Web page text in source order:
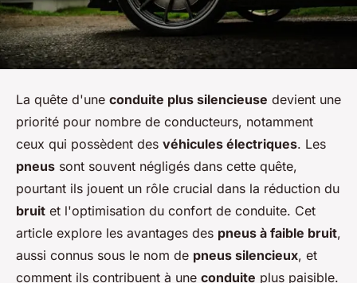
La quête d'une conduite plus silencieuse devient une
priorité pour nombre de conducteurs, notamment
ceux qui possèdent des véhicules électriques. Les
pneus sont souvent négligés dans cette quête,
pourtant ils jouent un rôle crucial dans la réduction du
bruit et l'optimisation du confort de conduite. Cet
article explore les avantages des pneus à faible bruit,
aussi connus sous le nom de pneus silencieux, et
comment ils contribuent à une conduite plus paisible.